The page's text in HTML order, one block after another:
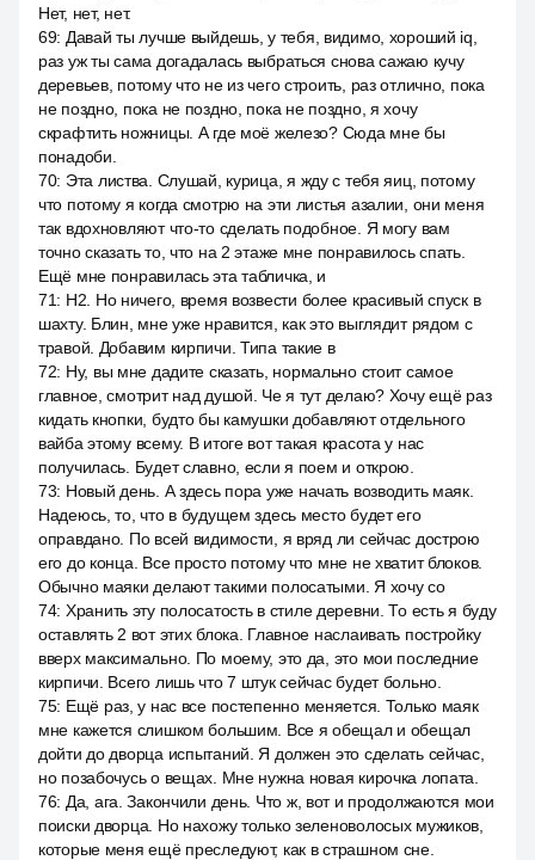
Нет, нет, нет.
69: Давай ты лучше выйдешь, у тебя, видимо, хороший iq,
раз уж ты сама догадалась выбраться снова сажаю кучу
деревьев, потому что не из чего строить, раз отлично, пока
не поздно, пока не поздно, пока не поздно, я хочу
скрафтить ножницы. А где моё железо? Сюда мне бы
понадоби.
70: Эта листва. Слушай, курица, я жду с тебя яиц, потому
что потому я когда смотрю на эти листья азалии, они меня
так вдохновляют что-то сделать подобное. Я могу вам
точно сказать то, что на 2 этаже мне понравилось спать.
Ещё мне понравилась эта табличка, и
71: H2. Но ничего, время возвести более красивый спуск в
шахту. Блин, мне уже нравится, как это выглядит рядом с
травой. Добавим кирпичи. Типа такие в
72: Ну, вы мне дадите сказать, нормально стоит самое
главное, смотрит над душой. Че я тут делаю? Хочу ещё раз
кидать кнопки, будто бы камушки добавляют отдельного
вайба этому всему. В итоге вот такая красота у нас
получилась. Будет славно, если я поем и открою.
73: Новый день. А здесь пора уже начать возводить маяк.
Надеюсь, то, что в будущем здесь место будет его
оправдано. По всей видимости, я вряд ли сейчас дострою
его до конца. Все просто потому что мне не хватит блоков.
Обычно маяки делают такими полосатыми. Я хочу со
74: Хранить эту полосатость в стиле деревни. То есть я буду
оставлять 2 вот этих блока. Главное наслаивать постройку
вверх максимально. По моему, это да, это мои последние
кирпичи. Всего лишь что 7 штук сейчас будет больно.
75: Ещё раз, у нас все постепенно меняется. Только маяк
мне кажется слишком большим. Все я обещал и обещал
дойти до дворца испытаний. Я должен это сделать сейчас,
но позабочусь о вещах. Мне нужна новая кирочка лопата.
76: Да, ага. Закончили день. Что ж, вот и продолжаются мои
поиски дворца. Но нахожу только зеленоволосых мужиков,
которые меня ещё преследуют, как в страшном сне.